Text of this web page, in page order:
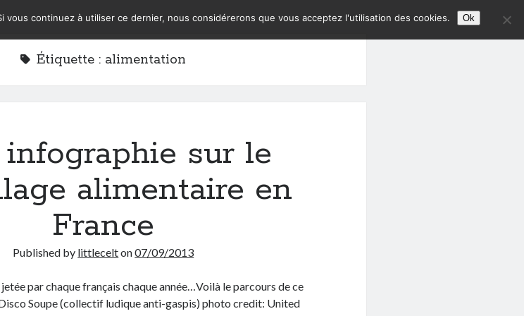
Étiquette : alimentation
sur le
alimentaire en
France
Published by littlecelton07/09/2013
par chaque français chaque année…Voilà le parcours de ce
Soupe (collectif ludique anti-gaspis) photo credit: United
continuez à utiliser ce dernier, nous considérerons que vous acceptez l'utilisation des cookies. Ok